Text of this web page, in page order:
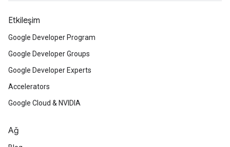
Etkileşim
Google Developer Program
Google Developer Groups
Google Developer Experts
Accelerators
Google Cloud & NVIDIA
Ağ